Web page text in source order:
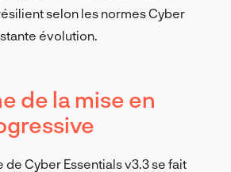
selon les normes Cyber
évolution.
de la mise en
Cyber Essentials v3.3 se fait